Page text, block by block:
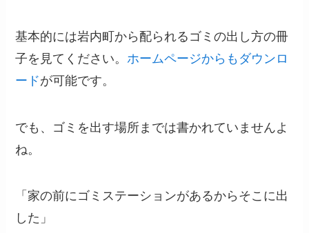
基本的には岩内町から配られるゴミの出し方の冊
子を見てください。 ホームページからもダウンロ
ードが可能です。
でも、ゴミを出す場所までは書かれていませんよ
ね。
「家の前にゴミステーションがあるからそこに出
した」